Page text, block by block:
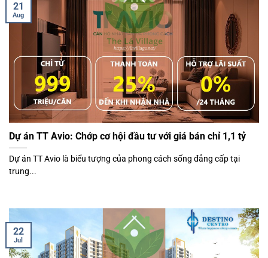
Dự án TT Avio: Chớp cơ hội đầu tư với giá bán chỉ 1,1 tỷ
Dự án TT Avio là biểu tượng của phong cách sống đẳng cấp tại
trung...
21
Aug
22
Jul